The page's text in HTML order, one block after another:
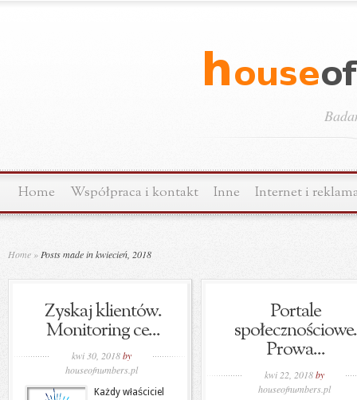
Home Współpraca i kontakt Inne Internet i
Home » Posts made in kwiecień, 2018
Zyskaj klientów.
Monitoring ce...
kwi 30, 2018by
houseofnumbers.pl
Każdy właściciel
Portale
społecznościowe.
Prowa...
kwi 22, 2018by
houseofnumbers.pl